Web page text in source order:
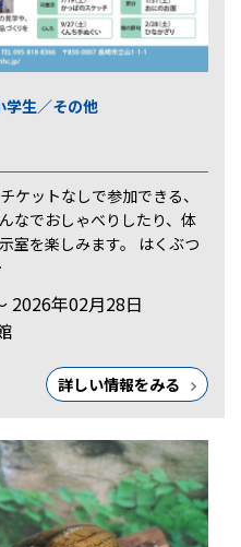
学生／その他
ケットなしで参加できる、
なでおしゃべりしたり、体
室を楽しみます。 はくぶつ
2026年02月28日
詳しい情報をみる